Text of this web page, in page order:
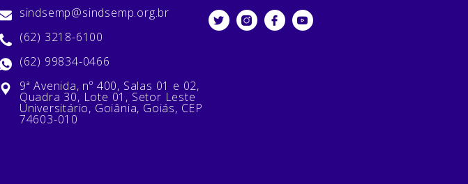
sindsemp@sindsemp.org.br
(62) 3218-6100
(62) 99834-0466
9ª Avenida, nº 400, Salas 01 e 02,
Quadra 30, Lote 01, Setor Leste
Universitário, Goiânia, Goiás, CEP
74603-010